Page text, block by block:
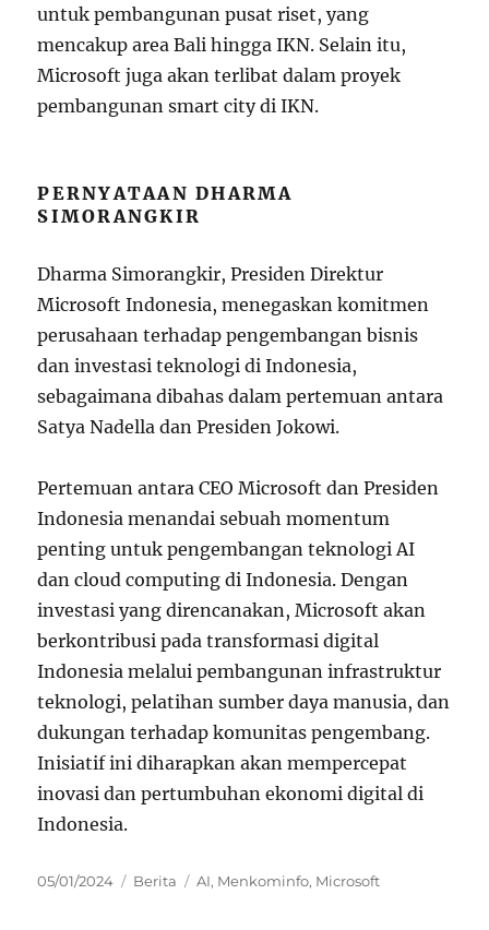
untuk pembangunan pusat riset, yang
mencakup area Bali hingga IKN. Selain itu,
Microsoft juga akan terlibat dalam proyek
pembangunan smart city di IKN.
PERNYATAAN DHARMA
SIMORANGKIR
Dharma Simorangkir, Presiden Direktur
Microsoft Indonesia, menegaskan komitmen
perusahaan terhadap pengembangan bisnis
dan investasi teknologi di Indonesia,
sebagaimana dibahas dalam pertemuan antara
Satya Nadella dan Presiden Jokowi.
Pertemuan antara CEO Microsoft dan Presiden
Indonesia menandai sebuah momentum
penting untuk pengembangan teknologi AI
dan cloud computing di Indonesia. Dengan
investasi yang direncanakan, Microsoft akan
berkontribusi pada transformasi digital
Indonesia melalui pembangunan infrastruktur
teknologi, pelatihan sumber daya manusia, dan
dukungan terhadap komunitas pengembang.
Inisiatif ini diharapkan akan mempercepat
inovasi dan pertumbuhan ekonomi digital di
Indonesia.
Posted
05/01/2024 Categories
Berita Tags
AI, Menkominfo, Microsoft